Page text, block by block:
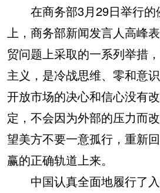
在商务部3月29日举行的
上，商务部新闻发言人高峰
贸问题上采取的一系列举措
主义，是冷战思维、零和意
开放市场的决心和信心没有
定，不会因为外部的压力而
望美方不要一意孤行，重新
赢的正确轨道上来。
中国认真全面地履行了